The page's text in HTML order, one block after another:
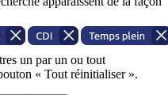
un par un ou tout
« Tout réinitialiser ».